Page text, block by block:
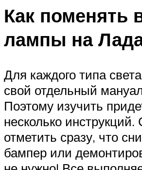
Как поменять
лампы на
Для каждого типа
свой отдельный
Поэтому изучить
несколько инструкций.
отметить сразу, что
бампер или